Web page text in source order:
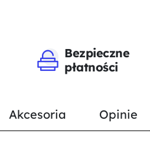
Bezpieczne
płatności
Akcesoria Opinie